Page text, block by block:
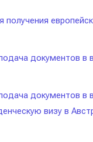
получения
документов в
документов в
визу в